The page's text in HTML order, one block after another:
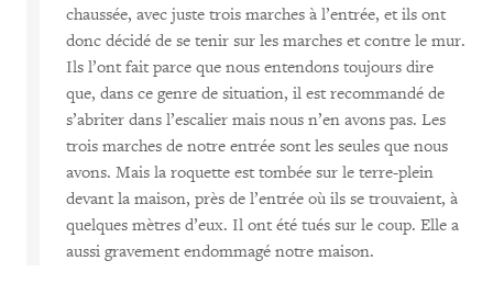
chaussée, avec juste trois marches à l’entrée, et ils ont
donc décidé de se tenir sur les marches et contre le mur.
Ils l’ont fait parce que nous entendons toujours dire
que, dans ce genre de situation, il est recommandé de
s’abriter dans l’escalier mais nous n’en avons pas. Les
trois marches de notre entrée sont les seules que nous
avons. Mais la roquette est tombée sur le terre-plein
devant la maison, près de l’entrée où ils se trouvaient, à
quelques mètres d’eux. Il ont été tués sur le coup. Elle a
aussi gravement endommagé notre maison.